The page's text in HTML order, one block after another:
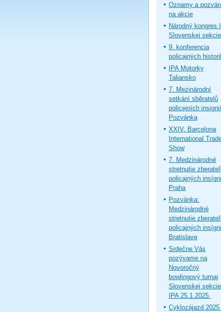
Oznamy a
na akcie
Národný kongres
Slovenskej sekcie
9. konferencia
policajných
IPA Motorky
Taliansko
7. Mezinárodní
setkání sběratelů
policejních
Pozvánka
XXIV. Barcelona
International
Show
7. Medzinárodné
stretnutie
policajných
Praha
Pozvánka:
Medzinárodné
stretnutie
policajných
Bratislave
Srdečne Vás
pozývame na
Novoročný
bowlingový turnaj
Slovenskej sekcie
IPA 25.1.2025.
Cyklozájazd 2025